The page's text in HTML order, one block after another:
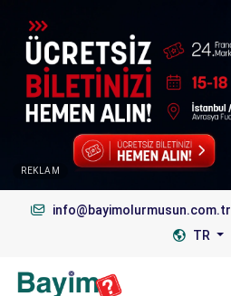
REKLAM
info@bayimolurmusun.com.tr
TR